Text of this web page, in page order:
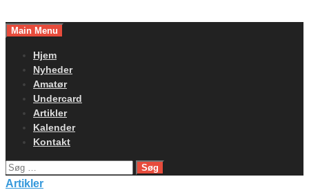
toMain Menu
Hjem
Nyheder
Amatør
Undercard
Artikler
Kalender
Kontakt
Søg
efter:
Artikler